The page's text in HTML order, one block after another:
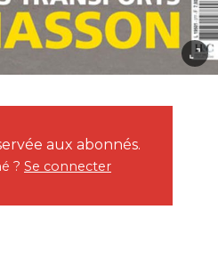
aux abonnés.
? Se connecter